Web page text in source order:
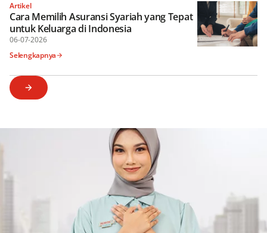
Artikel
Cara Memilih Asuransi Syariah yang Tepat
untuk Keluarga di Indonesia
06-07-2026
Selengkapnya